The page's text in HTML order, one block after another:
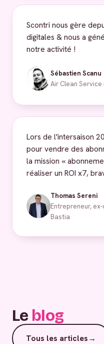
Scontri nous gère
digitales & nous a
notre activité !
Sébastien Scanu
Air Clean
Lors de l'intersaison
pour vendre des
la mission «
réaliser un ROI x7,
Thomas Sereni
Entrepreneur,
Bastia
Le blog
Tous les articles→